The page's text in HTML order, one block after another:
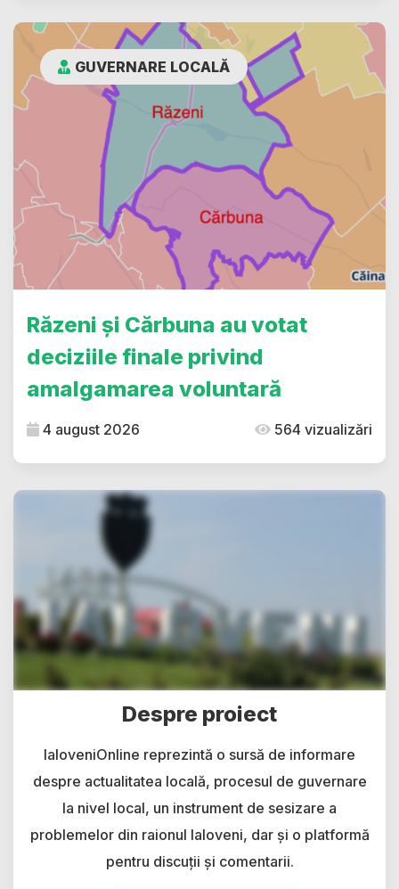
GUVERNARE LOCALĂ
Răzeni și Cărbuna au votat
deciziile finale privind
amalgamarea voluntară
4 august 2026 564 vizualizări
Despre proiect
IaloveniOnline reprezintă o sursă de informare
despre actualitatea locală, procesul de guvernare
la nivel local, un instrument de sesizare a
problemelor din raionul Ialoveni, dar și o platformă
pentru discuții și comentarii.